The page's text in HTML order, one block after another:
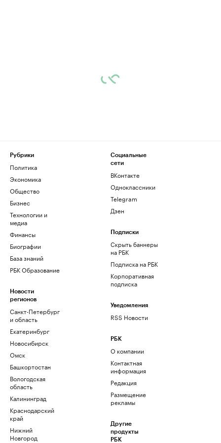
Рубрики
Политика
Экономика
Общество
Бизнес
Технологии и
медиа
Финансы
Биографии
База знаний
РБК Образование
Новости
регионов
Санкт-Петербург
и область
Екатеринбург
Новосибирск
Омск
Башкортостан
Вологодская
область
Калининград
Краснодарский
край
Нижний
Новгород
Социальные
сети
ВКонтакте
Одноклассники
Telegram
Дзен
Подписки
Скрыть баннеры
на РБК
Подписка на РБК
Корпоративная
подписка
Уведомления
RSS Новости
РБК
О компании
Контактная
информация
Редакция
Размещение
рекламы
Другие
продукты
РБК